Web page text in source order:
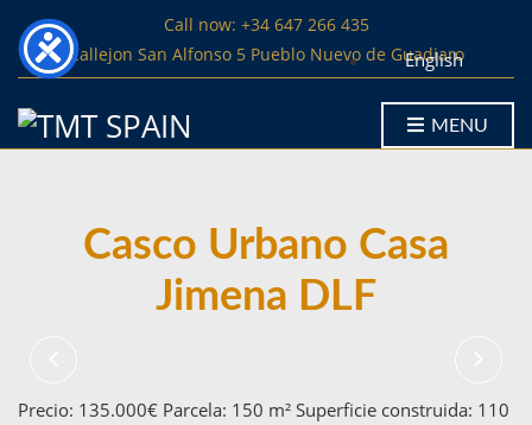
Call now: +34 647 266 435
Callejon San Alfonso 5 Pueblo Nuevo de Guadiaro
English
MENU
Casco Urbano Casa
Jimena DLF
Precio: 135.000€ Parcela: 150 m² Superficie construida: 110